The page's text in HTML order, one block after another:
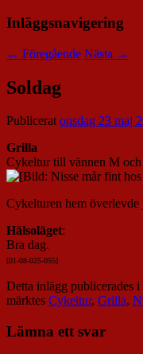
Inläggsnavigering
← Föregående Nästa →
Soldag
Publiceratonsdag 23 maj
Grilla
Cykeltur till vännen M
Cykelturen hem
Hälsoläget:
Bra dag.
[01-08-025-055]
Detta inlägg publicerades i
märktes Cykeltur, Grilla,
Lämna ett svar